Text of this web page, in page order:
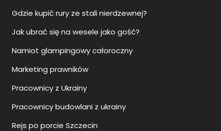
Gdzie kupić rury ze stali nierdzewnej?
Jak ubrać się na wesele jako gość?
Namiot glampingowy całoroczny
Marketing prawników
Pracownicy z Ukrainy
Pracownicy budowlani z ukrainy
Rejs po porcie Szczecin